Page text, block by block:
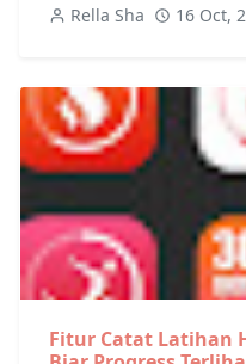
Rella Sha 16 Oct,
Fitur Catat Latihan